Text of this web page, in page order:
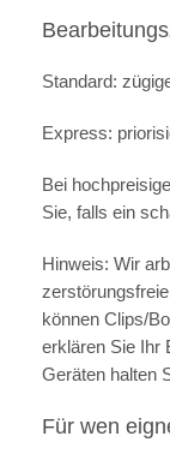
Standard:
Express:
Bei
Sie, falls ein
Hinweis: Wir
können Clips/
erklären Sie Ihr
Geräten halten
Für wen